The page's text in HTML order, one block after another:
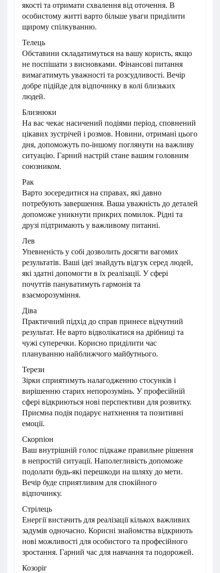
якості та отримати схвалення від оточення. В
особистому житті варто більше уваги приділити
щирому спілкуванню.
Телець
Обставини складатимуться на вашу користь, якщо
не поспішати з висновками. Фінансові питання
вимагатимуть уважності та розсудливості. Вечір
добре підійде для відпочинку в колі близьких
людей.
Близнюки
На вас чекає насичений подіями період, сповнений
цікавих зустрічей і розмов. Новини, отримані цього
дня, допоможуть по-іншому поглянути на важливу
ситуацію. Гарний настрій стане вашим головним
союзником.
Рак
Варто зосередитися на справах, які давно
потребують завершення. Ваша уважність до деталей
допоможе уникнути прикрих помилок. Рідні та
друзі підтримають у важливому питанні.
Лев
Упевненість у собі дозволить досягти вагомих
результатів. Ваші ідеї знайдуть відгук серед людей,
які здатні допомогти в їх реалізації. У сфері
почуттів пануватимуть гармонія та
взаєморозуміння.
Діва
Практичний підхід до справ принесе відчутний
результат. Не варто відволікатися на дрібниці та
чужі суперечки. Корисно приділити час
плануванню найближчого майбутнього.
Терези
Зірки сприятимуть налагодженню стосунків і
вирішенню старих непорозумінь. У професійній
сфері відкриються нові перспективи для розвитку.
Приємна подія подарує натхнення та позитивні
емоції.
Скорпіон
Ваш внутрішній голос підкаже правильне рішення
в непростій ситуації. Наполегливість допоможе
подолати будь-які перешкоди на шляху до мети.
Вечір буде сприятливим для спокійного
відпочинку.
Стрілець
Енергії вистачить для реалізації кількох важливих
задумів одночасно. Корисні знайомства відкриють
нові можливості для особистого та професійного
зростання. Гарний час для навчання та подорожей.
Козоріг